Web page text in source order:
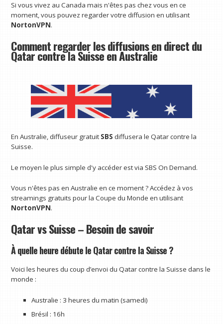
Si vous vivez au Canada mais n'êtes pas chez vous en ce
moment, vous pouvez regarder votre diffusion en utilisant
NortonVPN.
Comment regarder les diffusions en direct du
Qatar contre la Suisse en Australie
En Australie, diffuseur gratuit SBS diffusera le Qatar contre la
Suisse.
Le moyen le plus simple d'y accéder est via SBS On Demand.
Vous n'êtes pas en Australie en ce moment ? Accédez à vos
streamings gratuits pour la Coupe du Monde en utilisant
NortonVPN.
Qatar vs Suisse – Besoin de savoir
À quelle heure débute le Qatar contre la Suisse ?
Voici les heures du coup d’envoi du Qatar contre la Suisse dans le
monde :
Australie : 3 heures du matin (samedi)
Brésil : 16h